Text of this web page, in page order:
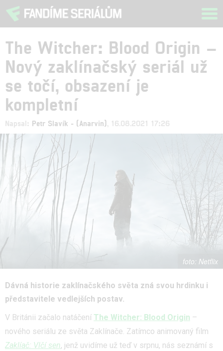
The Witcher: Blood Origin –
Nový zaklínačský seriál už
se točí, obsazení je
kompletní
Napsal: Petr Slavík - (Anarvin) , 16.08.2021 17:26
Netflix
Dávná historie zaklínačského světa zná svou hrdinku i
představitele vedlejších postav.
V Británii začalo natáčení The Witcher: Blood Origin –
nového seriálu ze světa Zaklínače. Zatímco animovaný film
Zaklíač: Vlčí sen, jenž uvidíme už teď v srpnu, nás seznámí s